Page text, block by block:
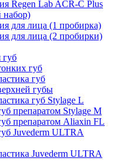
Regen Lab ACR-C Plus
набор)
для лица (1 пробирка)
для лица (2 пробирки)
губ
губ
губ
губы
губ Stylage L
препаратом Stylage M
препаратом Aliaxin FL
Juvederm ULTRA
Juvederm ULTRA